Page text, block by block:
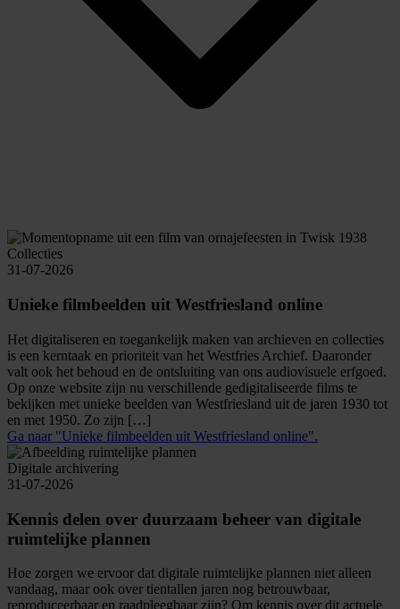
Collecties
31-07-2026
Unieke filmbeelden uit Westfriesland online
Het digitaliseren en toegankelijk maken van archieven en collecties
is een kerntaak en prioriteit van het Westfries Archief. Daaronder
valt ook het behoud en de ontsluiting van ons audiovisuele erfgoed.
Op onze website zijn nu verschillende gedigitaliseerde films te
bekijken met unieke beelden van Westfriesland uit de jaren 1930 tot
en met 1950. Zo zijn […]
Ga naar "Unieke filmbeelden uit Westfriesland online".
Digitale archivering
31-07-2026
Kennis delen over duurzaam beheer van digitale
ruimtelijke plannen
Hoe zorgen we ervoor dat digitale ruimtelijke plannen niet alleen
vandaag, maar ook over tientallen jaren nog betrouwbaar,
reproduceerbaar en raadpleegbaar zijn? Om kennis over dit actuele